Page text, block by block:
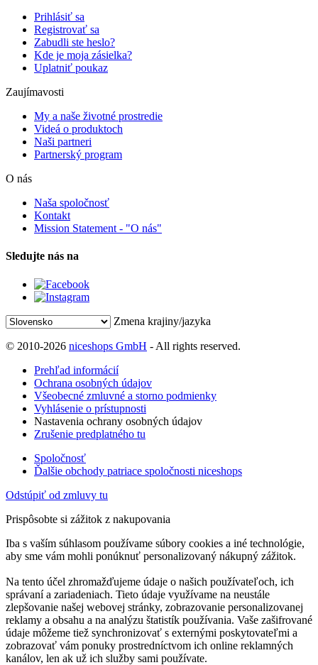
Prihlásiť sa
Registrovať sa
Zabudli ste heslo?
Kde je moja zásielka?
Uplatniť poukaz
Zaujímavosti
My a naše životné prostredie
Videá o produktoch
Naši partneri
Partnerský program
O nás
Naša spoločnosť
Kontakt
Mission Statement - "O nás"
Sledujte nás na
Zmena krajiny/jazyka
© 2010-2026 niceshops GmbH - All rights reserved.
Prehľad informácií
Ochrana osobných údajov
Všeobecné zmluvné a storno podmienky
Vyhlásenie o prístupnosti
Nastavenia ochrany osobných údajov
Zrušenie predplatného tu
Spoločnosť
Ďalšie obchody patriace spoločnosti niceshops
Odstúpiť od zmluvy tu
Prispôsobte si zážitok z nakupovania
Iba s vaším súhlasom používame súbory cookies a iné technológie,
aby sme vám mohli ponúknuť personalizovaný nákupný zážitok.
Na tento účel zhromažďujeme údaje o našich používateľoch, ich
správaní a zariadeniach. Tieto údaje využívame na neustále
zlepšovanie našej webovej stránky, zobrazovanie personalizovanej
reklamy a obsahu a na analýzu štatistík používania. Vaše zašifrované
údaje môžeme tiež synchronizovať s externými poskytovateľmi a
zobrazovať vám ponuky prostredníctvom ich online reklamných
kanálov, len ak už ich služby sami používate.